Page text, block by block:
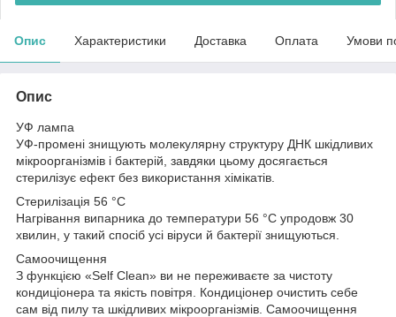
Опис Характеристики Доставка Оплата Умови
Опис
УФ лампа
УФ-промені знищують молекулярну структуру ДНК шкідливих
мікроорганізмів і бактерій, завдяки цьому досягається
стерилізує ефект без використання хімікатів.
Стерилізація 56 °C
Нагрівання випарника до температури 56 °C упродовж 30
хвилин, у такий спосіб усі віруси й бактерії знищуються.
Самоочищення
З функцією «Self Clean» ви не переживаєте за чистоту
кондиціонера та якість повітря. Кондиціонер очистить себе
сам від пилу та шкідливих мікроорганізмів. Самоочищення